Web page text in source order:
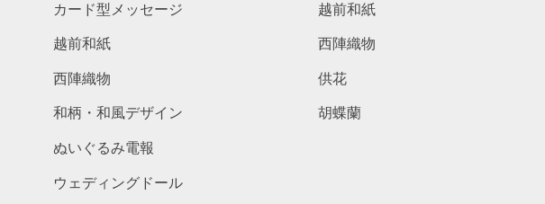
カード型メッセージ
越前和紙
西陣織物
和柄・和風デザイン
ぬいぐるみ電報
ウェディングドール
越前和紙
西陣織物
供花
胡蝶蘭